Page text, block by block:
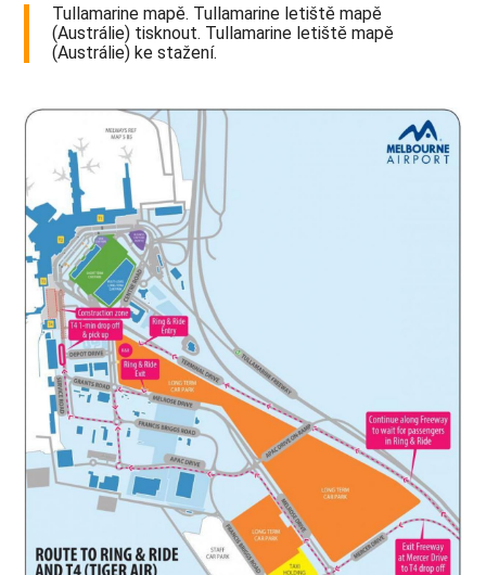
Tullamarine mapě. Tullamarine letiště mapě
(Austrálie) tisknout. Tullamarine letiště mapě
(Austrálie) ke stažení.